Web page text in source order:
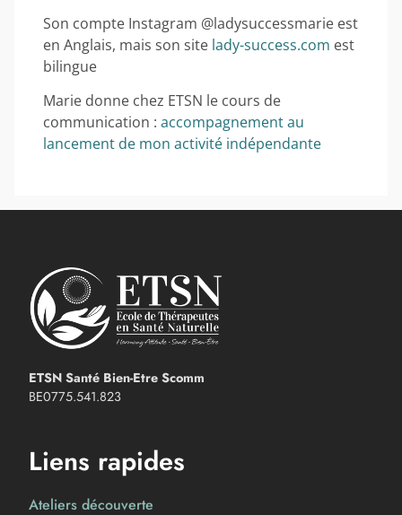
Son compte Instagram @ladysuccessmarie est
en Anglais, mais son site lady-success.com est
bilingue
Marie donne chez ETSN le cours de
communication : accompagnement au
lancement de mon activité indépendante
ETSN Santé Bien-Etre Scomm
BE0775.541.823
Liens rapides
Ateliers découverte